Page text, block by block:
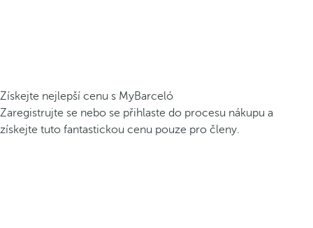
Získejte nejlepší cenu s MyBarceló
Zaregistrujte se nebo se přihlaste do procesu nákupu a
získejte tuto fantastickou cenu pouze pro členy.